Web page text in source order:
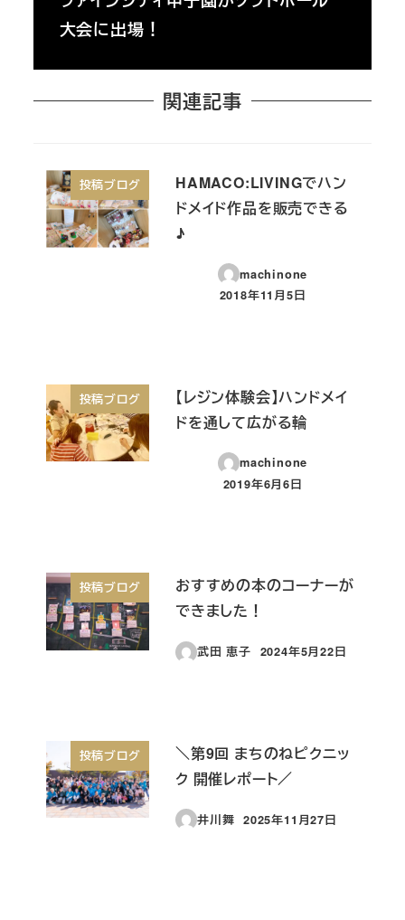
大会に出場！
関連記事
投稿ブログ
HAMACO:LIVINGでハン
ドメイド作品を販売できる
♪
machinone
投稿日
2018年11月5日
投稿ブログ
【レジン体験会】ハンドメイ
ドを通して広がる輪
machinone
投稿日
2019年6月6日
投稿ブログ
おすすめの本のコーナーが
できました！
武田 恵子
投稿日
2024年5月22日
投稿ブログ
＼第9回 まちのねピクニッ
ク 開催レポート／
井川舞
投稿日
2025年11月27日